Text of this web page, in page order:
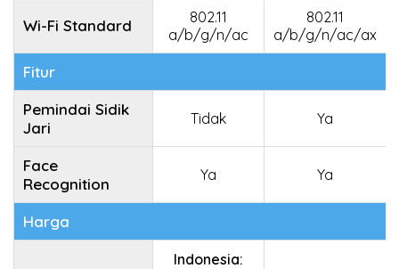
Wi-Fi Standard
802.11
a/b/g/n/ac
802.11
a/b/g/n/ac/ax
Fitur
Pemindai Sidik
Jari
Tidak Ya
Face
Recognition
Ya Ya
Harga
Indonesia: